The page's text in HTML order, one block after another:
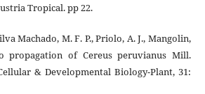
Tropical. pp 22.
Machado, M. F. P., Priolo, A. J., Mangolin,
propagation of Cereus peruvianus Mill.
& Developmental Biology-Plant, 31: